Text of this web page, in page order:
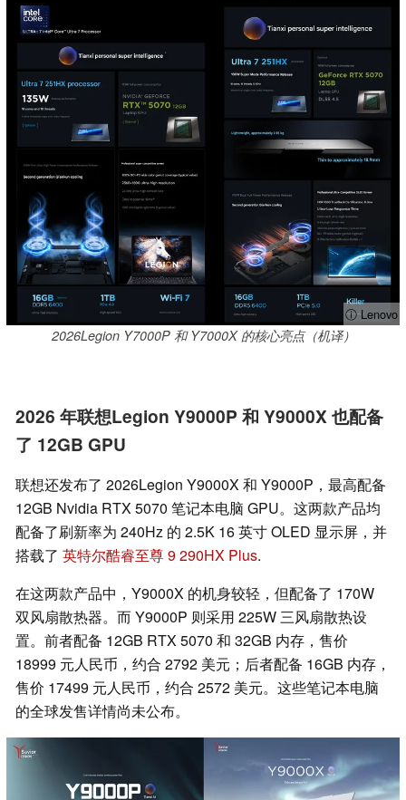
ⓘ Lenovo
2026Legion Y7000P 和 Y7000X 的核心亮点（机译）
2026 年联想Legion Y9000P 和 Y9000X 也配备
了 12GB GPU
联想还发布了 2026Legion Y9000X 和 Y9000P，最高配备
12GB Nvidia RTX 5070 笔记本电脑 GPU。这两款产品均
配备了刷新率为 240Hz 的 2.5K 16 英寸 OLED 显示屏，并
搭载了 英特尔酷睿至尊 9 290HX Plus.
在这两款产品中，Y9000X 的机身较轻，但配备了 170W
双风扇散热器。而 Y9000P 则采用 225W 三风扇散热设
置。前者配备 12GB RTX 5070 和 32GB 内存，售价
18999 元人民币，约合 2792 美元；后者配备 16GB 内存，
售价 17499 元人民币，约合 2572 美元。这些笔记本电脑
的全球发售详情尚未公布。